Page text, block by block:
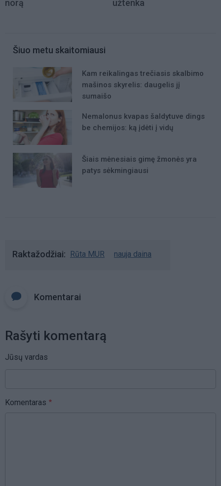
norą užtenka
Šiuo metu skaitomiausi
Kam reikalingas trečiasis skalbimo
mašinos skyrelis: daugelis jį
sumaišo
Nemalonus kvapas šaldytuve dings
be chemijos: ką įdėti į vidų
Šiais mėnesiais gimę žmonės yra
patys sėkmingiausi
Raktažodžiai Rūta MUR nauja daina
Komentarai
Rašyti komentarą
Jūsų vardas
Komentaras